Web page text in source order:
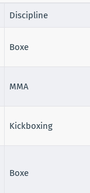
Discipline
Boxe
MMA
Kickboxing
Boxe